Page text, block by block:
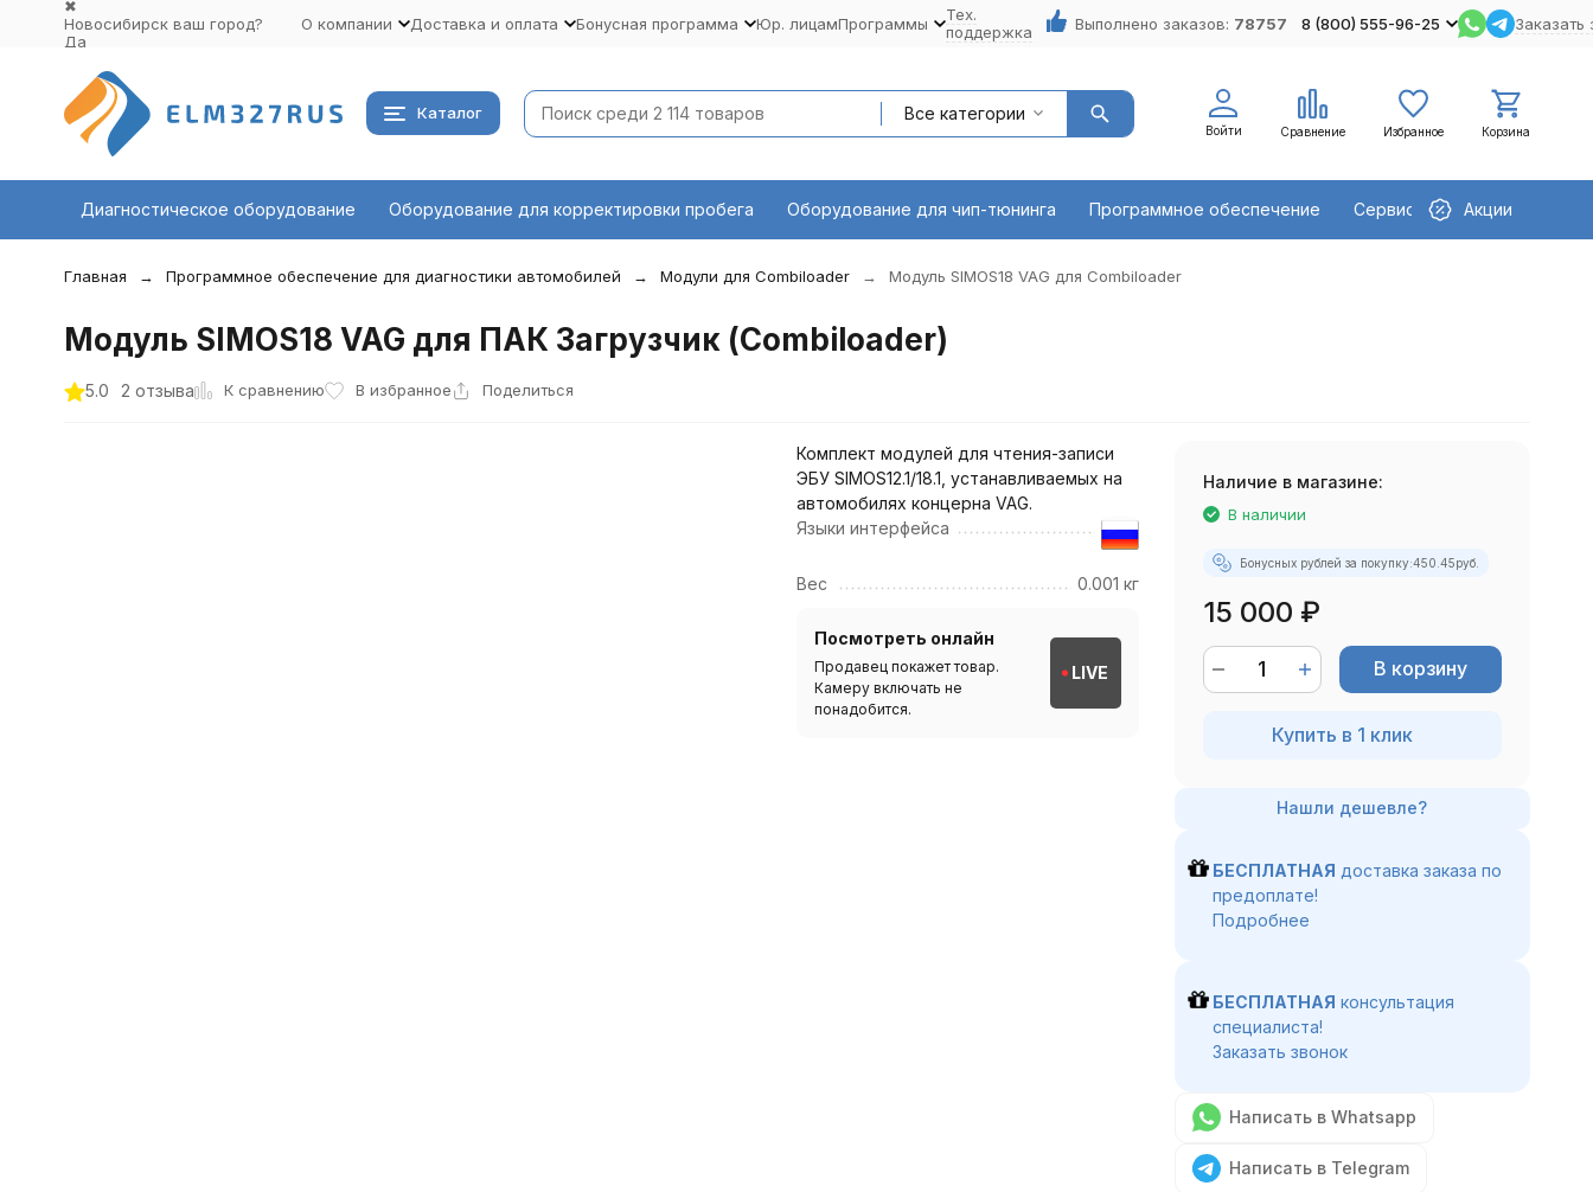
✖
Новосибирск ваш город?
Да
О компании Доставка и оплата Бонусная программа Юр. лицамПрограммы
Тех.
поддержка
Выполнено заказов: 78757 8 (800) 555-96-25 Заказать
Каталог Все категории
Войти Сравнение Избранное Корзина
Диагностическое оборудование Оборудование для корректировки пробега Оборудование для чип-тюнинга Программное обеспечение Сервисное оборудование
Акции
Главная Программное обеспечение для диагностики автомобилей Модули для Combiloader Модуль SIMOS18 VAG для Combiloader
Модуль SIMOS18 VAG для ПАК Загрузчик (Combiloader)
5.0 2 отзыва К сравнению В избранное Поделиться
Комплект модулей для чтения-записи
ЭБУ SIMOS12.1/18.1, устанавливаемых на
автомобилях концерна VAG.
Языки интерфейса
Вес 0.001 кг
Посмотреть онлайн
Продавец покажет товар.
Камеру включать не
понадобится.
LIVE
Наличие в магазине:
В наличии
Бонусных рублей за покупку:450.45руб.
15 000 ₽
В корзину
Купить в 1 клик
БЕСПЛАТНАЯ доставка заказа по
предоплате!
Подробнее
БЕСПЛАТНАЯ консультация
специалиста!
Заказать звонок
Написать в Whatsapp
Написать в Telegram